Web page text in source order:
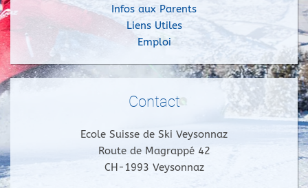
Infos aux Parents
Liens Utiles
Emploi
Contact
Ecole Suisse de Ski Veysonnaz
Route de Magrappé 42
CH-1993 Veysonnaz